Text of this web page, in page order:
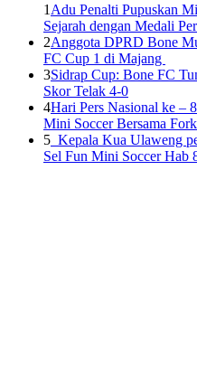
1 Adu Penalti Pupuskan
Sejarah dengan Medali
2Anggota DPRD Bone
FC Cup 1 di Majang
3Sidrap Cup: Bone FC
Skor Telak 4-0
4Hari Pers Nasional ke –
Mini Soccer Bersama
5 Kepala Kua Ulaweng
Sel Fun Mini Soccer Hab